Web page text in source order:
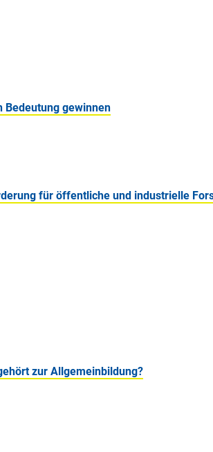
Bedeutung gewinnen
für öffentliche und industrielle
zur Allgemeinbildung?